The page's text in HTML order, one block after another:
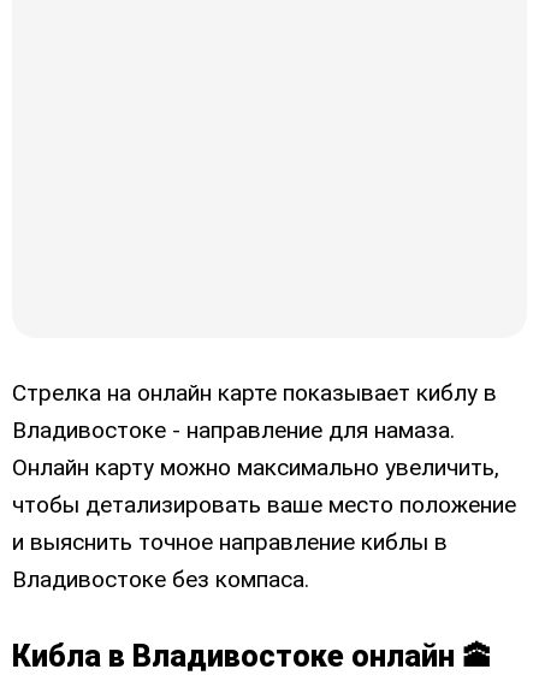
Стрелка на онлайн карте показывает киблу в
Владивостоке - направление для намаза.
Онлайн карту можно максимально увеличить,
чтобы детализировать ваше место положение
и выяснить точное направление киблы в
Владивостоке без компаса.
Кибла в Владивостоке онлайн 🕋